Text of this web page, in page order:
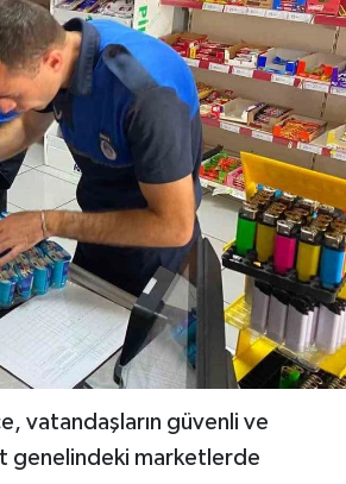
vatandaşların güvenli ve
genelindeki marketlerde